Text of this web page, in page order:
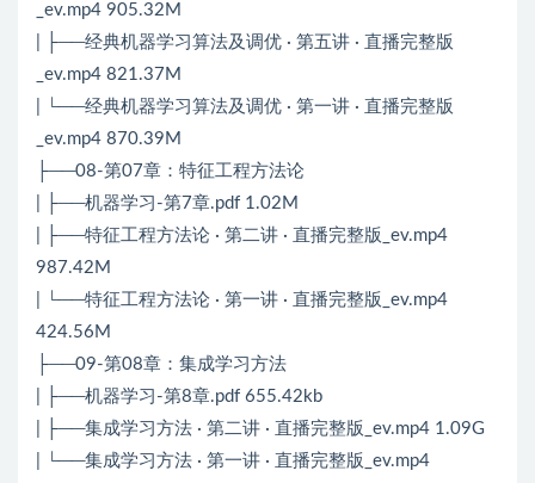
_ev.mp4 905.32M
| ├──经典机器学习算法及调优 · 第五讲 · 直播完整版
_ev.mp4 821.37M
| └──经典机器学习算法及调优 · 第一讲 · 直播完整版
_ev.mp4 870.39M
├──08-第07章：特征工程方法论
| ├──机器学习-第7章.pdf 1.02M
| ├──特征工程方法论 · 第二讲 · 直播完整版_ev.mp4
987.42M
| └──特征工程方法论 · 第一讲 · 直播完整版_ev.mp4
424.56M
├──09-第08章：集成学习方法
| ├──机器学习-第8章.pdf 655.42kb
| ├──集成学习方法 · 第二讲 · 直播完整版_ev.mp4 1.09G
| └──集成学习方法 · 第一讲 · 直播完整版_ev.mp4